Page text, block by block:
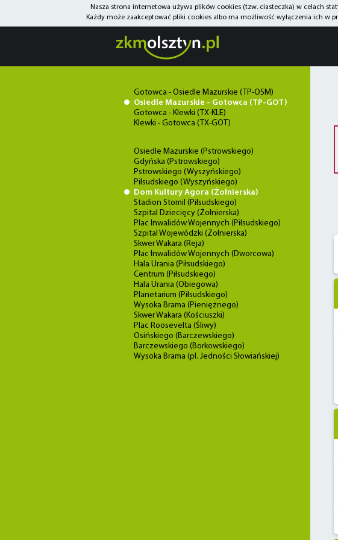
Nasza strona internetowa używa plików cookies (tzw. ciasteczka) w celach
Każdy może zaakceptować pliki cookies albo ma możliwość wyłączenia ich w
Gotowca - Osiedle Mazurskie (TP-OSM)
Osiedle Mazurskie - Gotowca (TP-GOT)
Gotowca - Klewki (TX-KLE)
Klewki - Gotowca (TX-GOT)
Osiedle Mazurskie (Pstrowskiego)
Gdyńska (Pstrowskiego)
Pstrowskiego (Wyszyńskiego)
Piłsudskiego (Wyszyńskiego)
Dom Kultury Agora (Żołnierska)
Stadion Stomil (Piłsudskiego)
Szpital Dziecięcy (Żołnierska)
Plac Inwalidów Wojennych (Piłsudskiego)
Szpital Wojewódzki (Żołnierska)
Skwer Wakara (Reja)
Plac Inwalidów Wojennych (Dworcowa)
Hala Urania (Piłsudskiego)
Centrum (Piłsudskiego)
Hala Urania (Obiegowa)
Planetarium (Piłsudskiego)
Wysoka Brama (Pieniężnego)
Skwer Wakara (Kościuszki)
Plac Roosevelta (Śliwy)
Osińskiego (Barczewskiego)
Barczewskiego (Borkowskiego)
Wysoka Brama (pl. Jedności Słowiańskiej)